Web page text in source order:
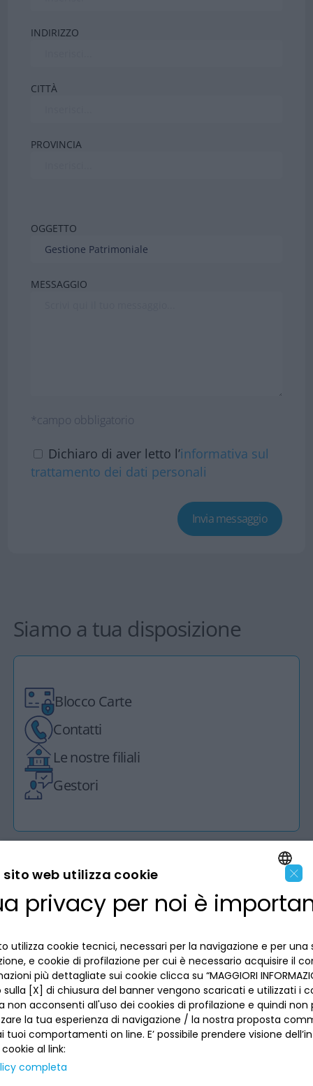
INDIRIZZO
CITTÀ
PROVINCIA
OGGETTO
MESSAGGIO
*campo obbligatorio
Dichiaro di aver letto l’informativa sul
trattamento dei dati personali
Siamo a tua disposizione
Blocco Carte
Contatti
Le nostre filiali
Gestori
LA BANCA
Dove siamo
Lavora con noi
Reclami
INFORMAZIONI PER IL CLIENTE
Privacy
La tua scelta sui cookies
Informativa al pubblico
Sepa
Sicurezza
ACCESSIBILITÀ E APP
SEGUICI SUI SOCIAL
ENGLISH
×
sito web utilizza cookie
privacy per noi è
utilizza cookie tecnici, necessari per la navigazione e per una
e cookie di profilazione per cui è necessario acquisire il
più dettagliate sui cookie clicca su “MAGGIORI
[X] di chiusura del banner vengono scaricati e utilizzati i
non acconsenti all'uso dei cookies di profilazione e quindi non
la tua esperienza di navigazione / la nostra proposta
tuoi comportamenti on line. E’ possibile prendere visione
al link:
completa